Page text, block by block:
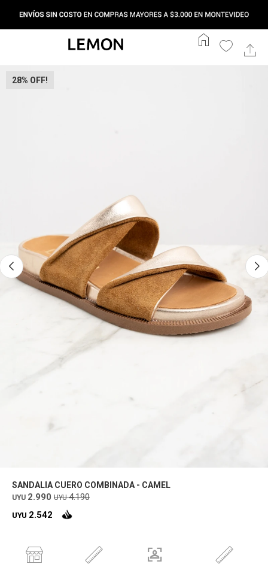
home
28
SANDALIA CUERO COMBINADA - CAMEL
UYU 2.990 UYU 4.190
UYU 2.542